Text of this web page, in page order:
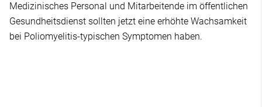
Medizinisches Personal und Mitarbeitende im öffentlichen
Gesundheitsdienst sollten jetzt eine erhöhte Wachsamkeit
bei Poliomyelitis-typischen Symptomen haben.